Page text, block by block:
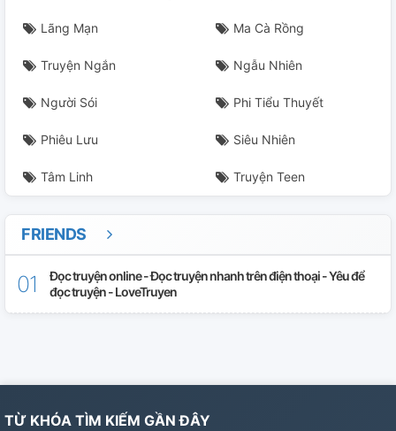
Lãng Mạn Ma Cà Rồng
Truyện Ngắn Ngẫu Nhiên
Người Sói Phi Tiểu Thuyết
Phiêu Lưu Siêu Nhiên
Tâm Linh Truyện Teen
FRIENDS
Đọc truyện online - Đọc truyện nhanh trên điện thoại - Yêu để
đọc truyện - LoveTruyen
TỪ KHÓA TÌM KIẾM GẦN ĐÂY